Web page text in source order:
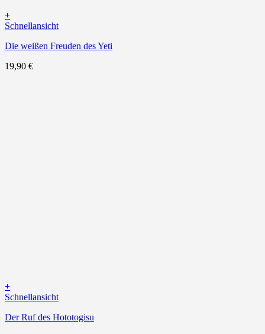
+
Schnellansicht
Die weißen Freuden des Yeti
19,90 €
+
Schnellansicht
Der Ruf des Hototogisu